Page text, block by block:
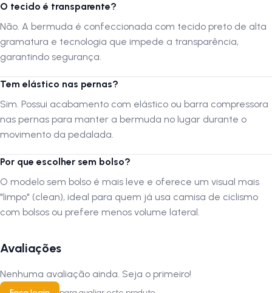
A Bermuda Stroll Podium é uma escolha realista para quem quer
evoluir no pedal sem sofrer com dores. O forro em Gel é um grande
densidade por mais tempo e amortece melhor as vibrações do
silhueta ajustada e já utiliza camisas com compartimentos traseiros. É
um produto confiável, com tecido de qualidade que não fica
transparente e oferece a compressão ideal para seus músculos.
1. O forro é realmente de gel?
R:Sim. O modelo Podium é equipado com forro em Gel, que
R:Não. A bermuda é confeccionada com tecido preto de alta
gramatura e tecnologia que impede a transparência, garantindo
O tecido é transparente?
Não. A bermuda é confeccionada com tecido preto de alta
gramatura e tecnologia que impede a transparência,
garantindo segurança.
Tem elástico nas pernas?
Sim. Possui acabamento com elástico ou barra compressora
nas pernas para manter a bermuda no lugar durante o
movimento da pedalada.
Por que escolher sem bolso?
O modelo sem bolso é mais leve e oferece um visual mais
"limpo" (clean), ideal para quem já usa camisa de ciclismo
com bolsos ou prefere menos volume lateral.
Avaliações
Nenhuma avaliação ainda. Seja o primeiro!